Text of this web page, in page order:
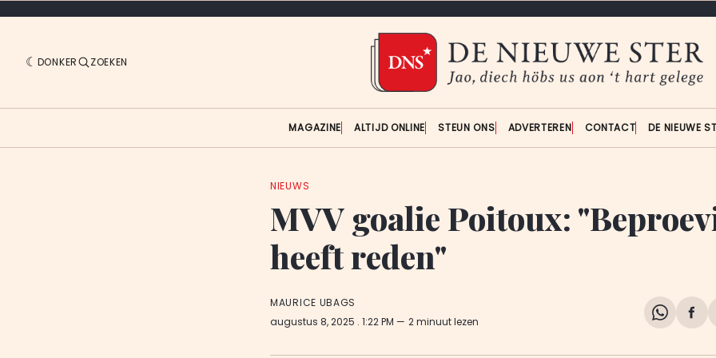
DONKER ZOEKEN
MAGAZINE ALTIJD ONLINE STEUN ONS ADVERTEREN CONTACT DE NIEUWE
NIEUWS
MVV goalie Poitoux:
heeft reden"
MAURICE UBAGS
augustus 8, 2025 . 1:22 PM 2 minuut lezen
Share